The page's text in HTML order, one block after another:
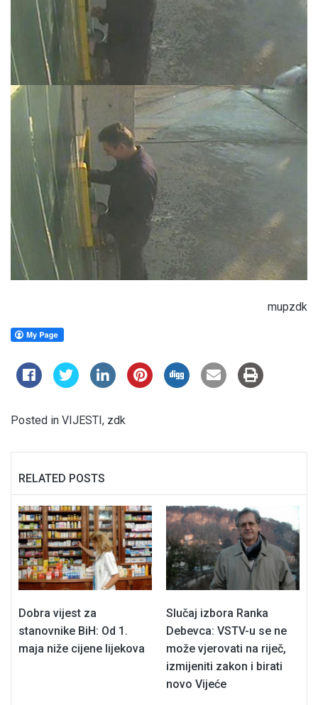
mupzdk
Posted in VIJESTI, zdk
RELATED POSTS
Dobra vijest za
stanovnike BiH: Od 1.
maja niže cijene lijekova
Slučaj izbora Ranka
Debevca: VSTV-u se ne
može vjerovati na riječ,
izmijeniti zakon i birati
novo Vijeće